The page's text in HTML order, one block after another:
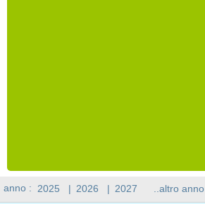
anno : 2025 | 2026 | 2027 ..altro anno